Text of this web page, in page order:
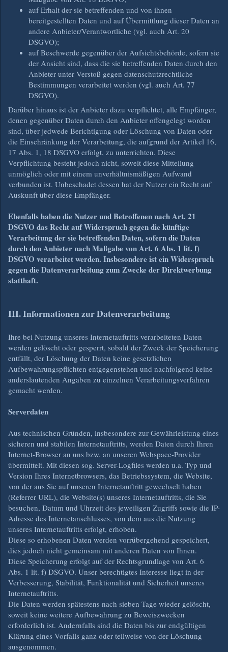
auf Erhalt der sie betreffenden und von ihnen
bereitgestellten Daten und auf Übermittlung dieser Daten an
andere Anbieter/Verantwortliche (vgl. auch Art. 20
DSGVO);
auf Beschwerde gegenüber der Aufsichtsbehörde, sofern sie
der Ansicht sind, dass die sie betreffenden Daten durch den
Anbieter unter Verstoß gegen datenschutzrechtliche
Bestimmungen verarbeitet werden (vgl. auch Art. 77
DSGVO).
Darüber hinaus ist der Anbieter dazu verpflichtet, alle Empfänger,
denen gegenüber Daten durch den Anbieter offengelegt worden
sind, über jedwede Berichtigung oder Löschung von Daten oder
die Einschränkung der Verarbeitung, die aufgrund der Artikel 16,
17 Abs. 1, 18 DSGVO erfolgt, zu unterrichten. Diese
Verpflichtung besteht jedoch nicht, soweit diese Mitteilung
unmöglich oder mit einem unverhältnismäßigen Aufwand
verbunden ist. Unbeschadet dessen hat der Nutzer ein Recht auf
Auskunft über diese Empfänger.
Ebenfalls haben die Nutzer und Betroffenen nach Art. 21
DSGVO das Recht auf Widerspruch gegen die künftige
Verarbeitung der sie betreffenden Daten, sofern die Daten
durch den Anbieter nach Maßgabe von Art. 6 Abs. 1 lit. f)
DSGVO verarbeitet werden. Insbesondere ist ein Widerspruch
gegen die Datenverarbeitung zum Zwecke der Direktwerbung
statthaft.
III. Informationen zur Datenverarbeitung
Ihre bei Nutzung unseres Internetauftritts verarbeiteten Daten
werden gelöscht oder gesperrt, sobald der Zweck der Speicherung
entfällt, der Löschung der Daten keine gesetzlichen
Aufbewahrungspflichten entgegenstehen und nachfolgend keine
anderslautenden Angaben zu einzelnen Verarbeitungsverfahren
gemacht werden.
Serverdaten
Aus technischen Gründen, insbesondere zur Gewährleistung eines
sicheren und stabilen Internetauftritts, werden Daten durch Ihren
Internet-Browser an uns bzw. an unseren Webspace-Provider
übermittelt. Mit diesen sog. Server-Logfiles werden u.a. Typ und
Version Ihres Internetbrowsers, das Betriebssystem, die Website,
von der aus Sie auf unseren Internetauftritt gewechselt haben
(Referrer URL), die Website(s) unseres Internetauftritts, die Sie
besuchen, Datum und Uhrzeit des jeweiligen Zugriffs sowie die IP-
Adresse des Internetanschlusses, von dem aus die Nutzung
unseres Internetauftritts erfolgt, erhoben.
Diese so erhobenen Daten werden vorrübergehend gespeichert,
dies jedoch nicht gemeinsam mit anderen Daten von Ihnen.
Diese Speicherung erfolgt auf der Rechtsgrundlage von Art. 6
Abs. 1 lit. f) DSGVO. Unser berechtigtes Interesse liegt in der
Verbesserung, Stabilität, Funktionalität und Sicherheit unseres
Internetauftritts.
Die Daten werden spätestens nach sieben Tage wieder gelöscht,
soweit keine weitere Aufbewahrung zu Beweiszwecken
erforderlich ist. Andernfalls sind die Daten bis zur endgültigen
Klärung eines Vorfalls ganz oder teilweise von der Löschung
ausgenommen.